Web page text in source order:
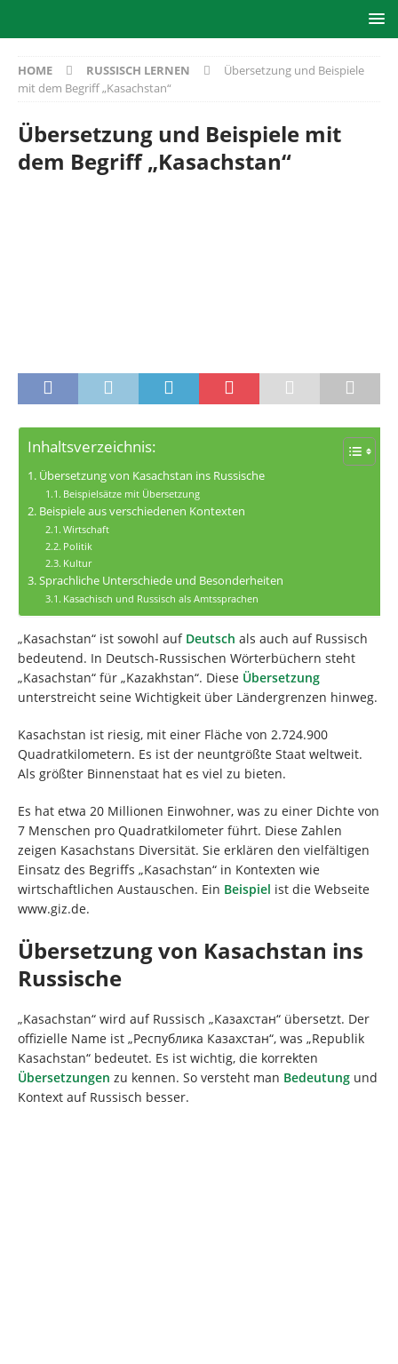
HOME RUSSISCH LERNEN
Übersetzung und Beispiele
mit dem Begriff „Kasachstan“
Übersetzung und Beispiele mit
dem Begriff „Kasachstan“
Inhaltsverzeichnis:
Übersetzung von Kasachstan ins Russische
Beispielsätze mit Übersetzung
Beispiele aus verschiedenen Kontexten
Wirtschaft
Politik
Kultur
Sprachliche Unterschiede und Besonderheiten
Kasachisch und Russisch als Amtssprachen
„Kasachstan“ ist sowohl auf Deutsch als auch auf Russisch
bedeutend. In Deutsch-Russischen Wörterbüchern steht
„Kasachstan“ für „Kazakhstan“. Diese Übersetzung
unterstreicht seine Wichtigkeit über Ländergrenzen hinweg.
Kasachstan ist riesig, mit einer Fläche von 2.724.900
Quadratkilometern. Es ist der neuntgrößte Staat weltweit.
Als größter Binnenstaat hat es viel zu bieten.
Es hat etwa 20 Millionen Einwohner, was zu einer Dichte von
7 Menschen pro Quadratkilometer führt. Diese Zahlen
zeigen Kasachstans Diversität. Sie erklären den vielfältigen
Einsatz des Begriffs „Kasachstan“ in Kontexten wie
wirtschaftlichen Austauschen. Ein Beispiel ist die Webseite
www.giz.de.
Übersetzung von Kasachstan ins
Russische
„Kasachstan“ wird auf Russisch „Казахстан“ übersetzt. Der
offizielle Name ist „Республика Казахстан“, was „Republik
Kasachstan“ bedeutet. Es ist wichtig, die korrekten
Übersetzungen zu kennen. So versteht man Bedeutung und
Kontext auf Russisch besser.